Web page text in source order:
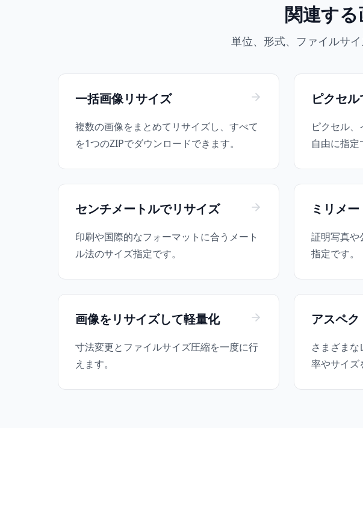
関連す
単位、形式、ファイルサ
一括画像リサイズ
複数の画像をまとめてリサイズし、すべて
を1つのZIPでダウンロードできます。
ピクセ
ピクセル
自由に指定
センチメートルでリサイズ
印刷や国際的なフォーマットに合うメート
ル法のサイズ指定です。
ミリメ
証明写真や
指定です。
画像をリサイズして軽量化
寸法変更とファイルサイズ圧縮を一度に行
えます。
アスペ
さまざま
率やサイズ